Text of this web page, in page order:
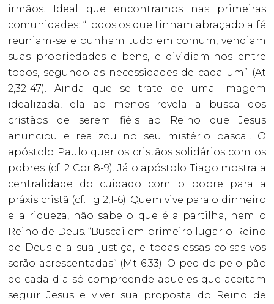
irmãos. Ideal que encontramos nas primeiras
comunidades: “Todos os que tinham abraçado a fé
reuniam-se e punham tudo em comum, vendiam
suas propriedades e bens, e dividiam-nos entre
todos, segundo as necessidades de cada um” (At
2,32-47). Ainda que se trate de uma imagem
idealizada, ela ao menos revela a busca dos
cristãos de serem fiéis ao Reino que Jesus
anunciou e realizou no seu mistério pascal. O
apóstolo Paulo quer os cristãos solidários com os
pobres (cf. 2 Cor 8-9). Já o apóstolo Tiago mostra a
centralidade do cuidado com o pobre para a
práxis cristã (cf. Tg 2,1-6). Quem vive para o dinheiro
e a riqueza, não sabe o que é a partilha, nem o
Reino de Deus. “Buscai em primeiro lugar o Reino
de Deus e a sua justiça, e todas essas coisas vos
serão acrescentadas” (Mt 6,33). O pedido pelo pão
de cada dia só compreende aqueles que aceitam
seguir Jesus e viver sua proposta do Reino de